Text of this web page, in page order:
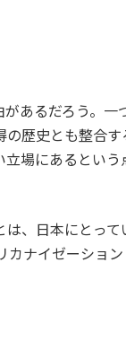
あるだろう。一
の歴史とも整合す
場にあるという
、日本にとって
カナイゼーショ